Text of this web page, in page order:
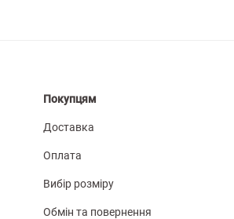
Покупцям
Доставка
Оплата
Вибір розміру
Обмін та повернення